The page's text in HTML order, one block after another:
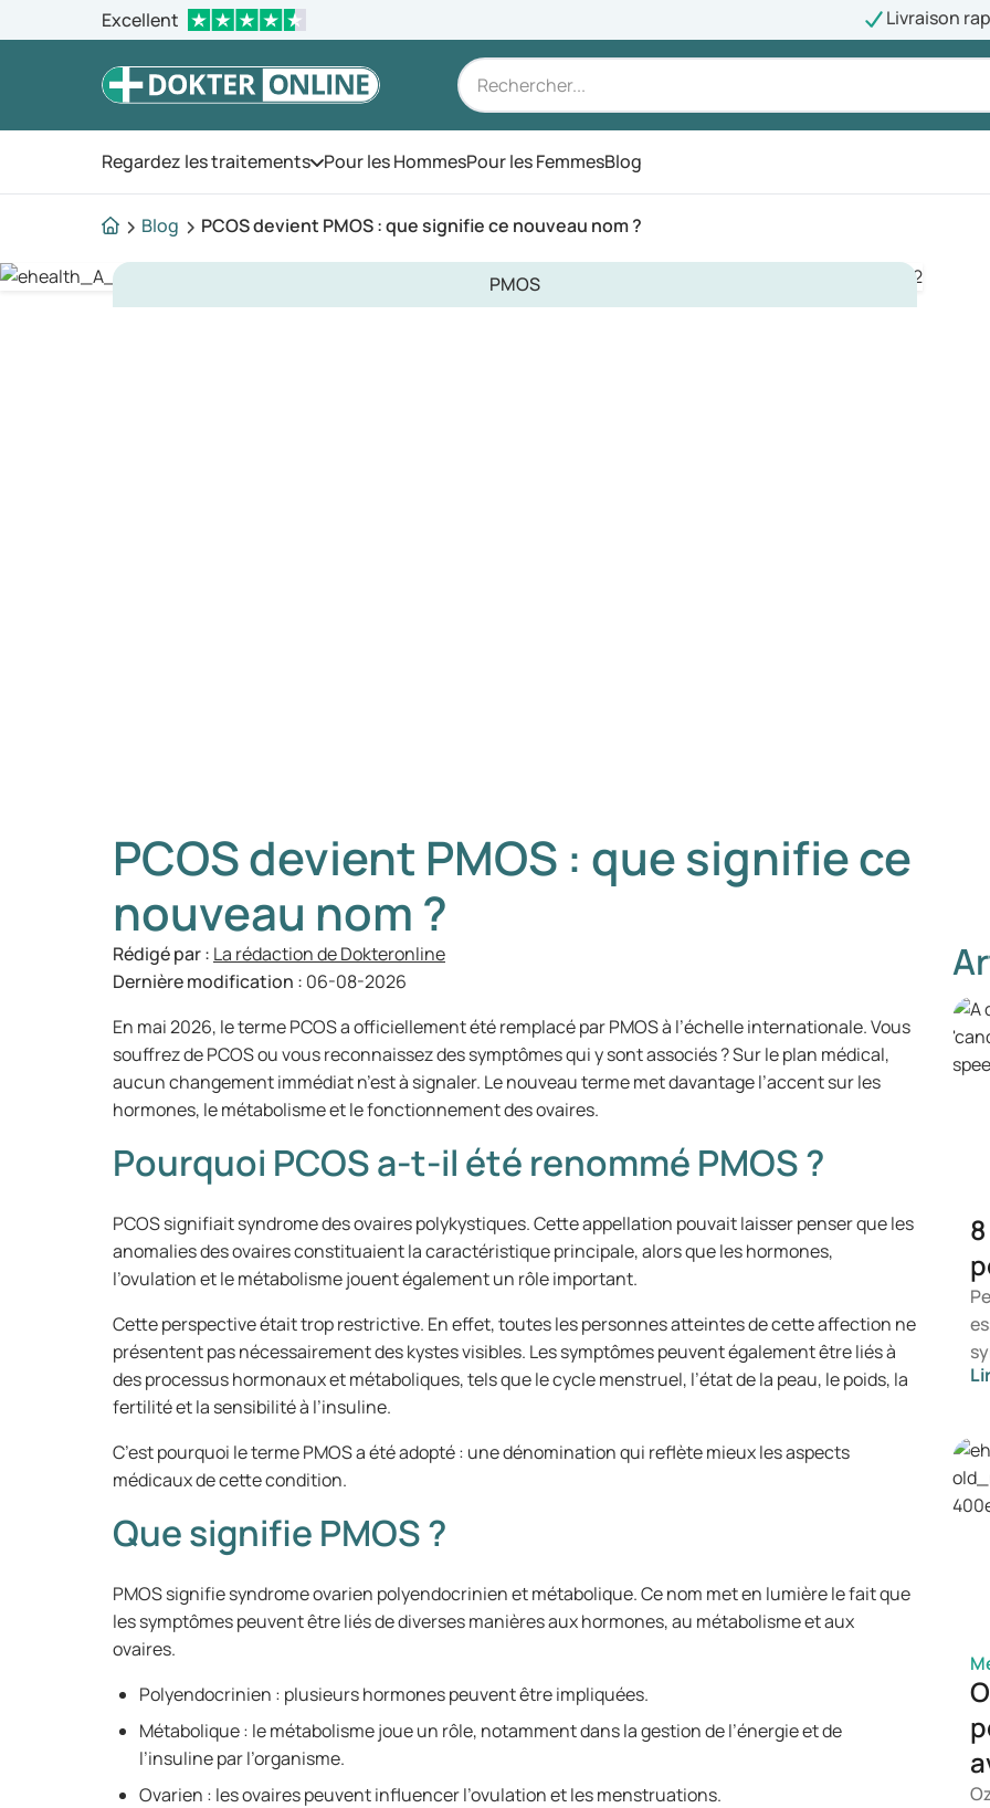
Excellent Livraison
Regardez les traitementsOuvrez le menu
Pour les HommesPour les FemmesBlog
Blog PCOS devient PMOS : que signifie ce nouveau nom ?
PMOS
PCOS devient PMOS : que signifie ce
nouveau nom ?
Rédigé par : La rédaction de Dokteronline
Dernière modification : 06-08-2026
En mai 2026, le terme PCOS a officiellement été remplacé par PMOS à l’échelle internationale. Vous
souffrez de PCOS ou vous reconnaissez des symptômes qui y sont associés ? Sur le plan médical,
aucun changement immédiat n’est à signaler. Le nouveau terme met davantage l’accent sur les
hormones, le métabolisme et le fonctionnement des ovaires.
Pourquoi PCOS a-t-il été renommé PMOS ?
PCOS signifiait syndrome des ovaires polykystiques. Cette appellation pouvait laisser penser que les
anomalies des ovaires constituaient la caractéristique principale, alors que les hormones,
l’ovulation et le métabolisme jouent également un rôle important.
Cette perspective était trop restrictive. En effet, toutes les personnes atteintes de cette affection ne
présentent pas nécessairement des kystes visibles. Les symptômes peuvent également être liés à
des processus hormonaux et métaboliques, tels que le cycle menstruel, l’état de la peau, le poids, la
fertilité et la sensibilité à l’insuline.
C’est pourquoi le terme PMOS a été adopté : une dénomination qui reflète mieux les aspects
médicaux de cette condition.
Que signifie PMOS ?
PMOS signifie syndrome ovarien polyendocrinien et métabolique. Ce nom met en lumière le fait que
les symptômes peuvent être liés de diverses manières aux hormones, au métabolisme et aux
ovaires.
Polyendocrinien : plusieurs hormones peuvent être impliquées.
Métabolique : le métabolisme joue un rôle, notamment dans la gestion de l’énergie et de
l’insuline par l’organisme.
Ovarien : les ovaires peuvent influencer l’ovulation et les menstruations.